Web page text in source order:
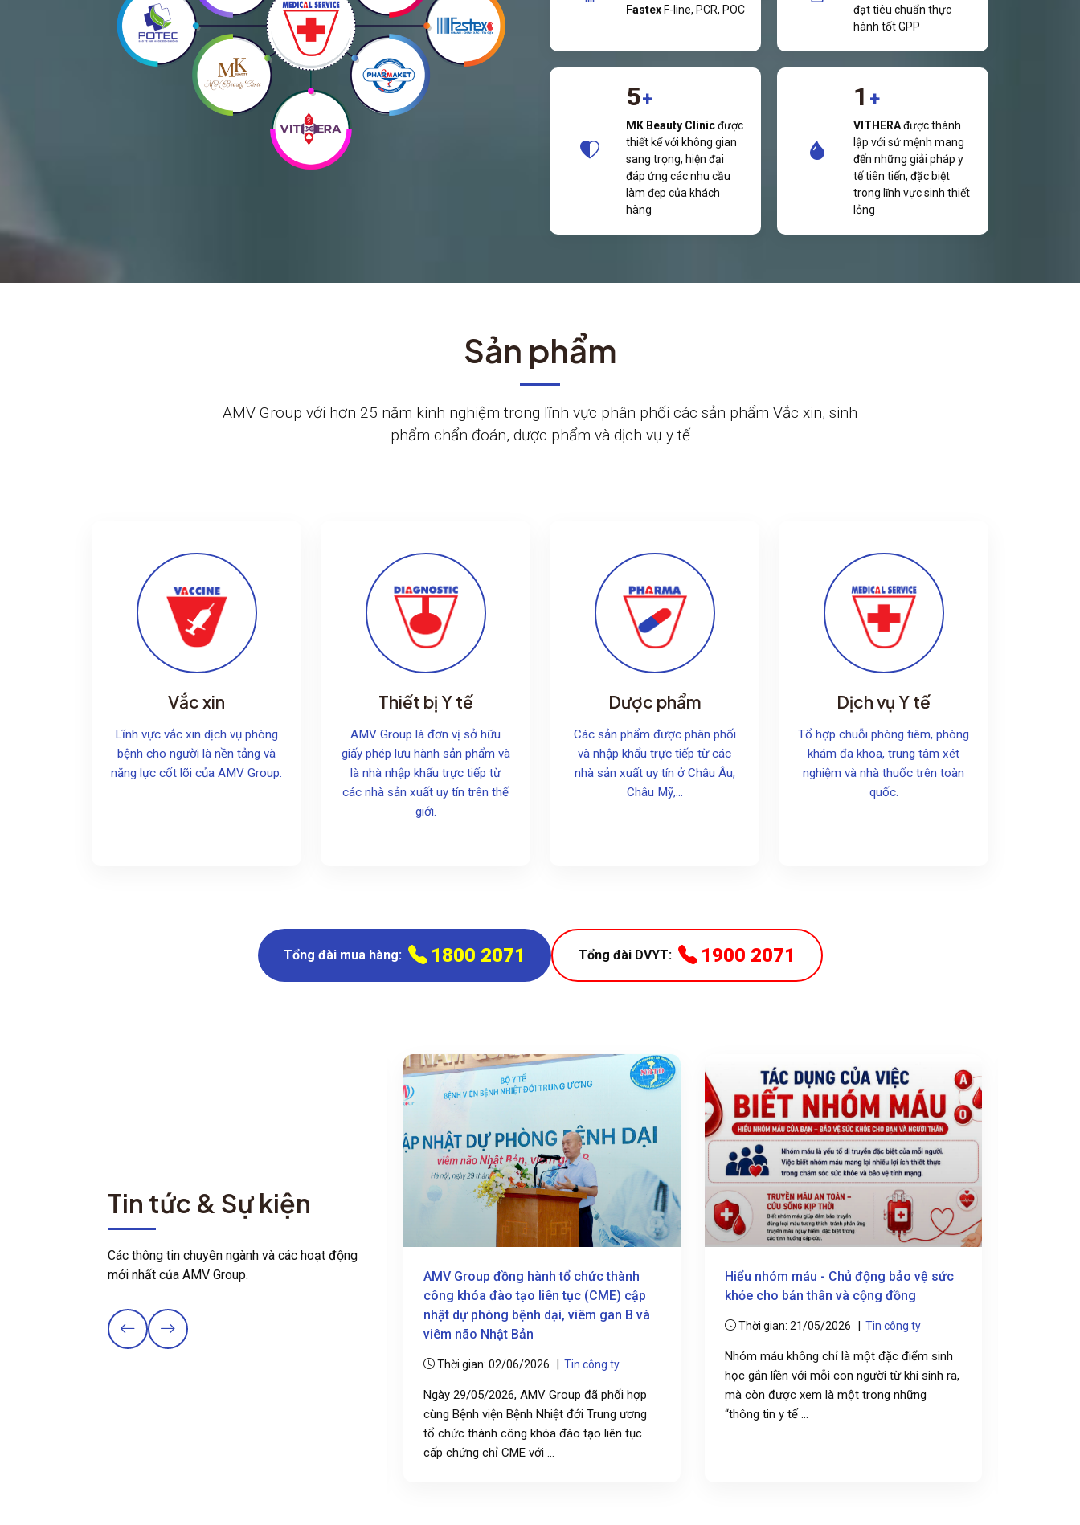
Fastex F-line, PCR, POC
đạt tiêu chuẩn thực
hành tốt GPP
5+
MK Beauty Clinicđược
thiết kế với không gian
sang trọng, hiện đại
đáp ứng các nhu cầu
làm đẹp của khách
hàng
1 +
VITHERAđược thành
lập với sứ mệnh mang
đến những giải pháp y
tế tiên tiến, đặc biệt
trong lĩnh vực sinh thiết
lỏng
Sản phẩm
AMV Group với hơn 25 năm kinh nghiệm trong lĩnh vực phân phối các sản phẩm Vắc xin, sinh
phẩm chẩn đoán, dược phẩm và dịch vụ y tế
Vắc xin
Lĩnh vực vắc xin dịch vụ phòng
bệnh cho người là nền tảng và
năng lực cốt lõi của AMV Group.
Thiết bị Y tế
AMV Group là đơn vị sở hữu
giấy phép lưu hành sản phẩm và
là nhà nhập khẩu trực tiếp từ
các nhà sản xuất uy tín trên thế
giới.
Dược phẩm
Các sản phẩm được phân phối
và nhập khẩu trực tiếp từ các
nhà sản xuất uy tín ở Châu Âu,
Châu Mỹ,...
Dịch vụ Y tế
Tổ hợp chuỗi phòng tiêm, phòng
khám đa khoa, trung tâm xét
nghiệm và nhà thuốc trên toàn
quốc.
Tổng đài mua hàng: 1800 2071 Tổng đài DVYT: 1900 2071
Tin tức & Sự kiện
Các thông tin chuyên ngành và các hoạt động
mới nhất của AMV Group.
AMV triển khai gói "Vaccine Du lịch" -
viên công ty Hanvina
Thời gian: 11/06/2026 |
AMV Group đồng hành tổ chức thành
công khóa đào tạo liên tục (CME) cập
nhật dự phòng bệnh dại, viêm gan B và
viêm não Nhật Bản
Thời gian: 02/06/2026 | Tin công ty
Ngày 29/05/2026, AMV Group đã phối hợp
cùng Bệnh viện Bệnh Nhiệt đới Trung ương
tổ chức thành công khóa đào tạo liên tục
cấp chứng chỉ CME với ...
Hiểu nhóm máu - Chủ động bảo vệ sức
khỏe cho bản thân và cộng đồng
Thời gian: 21/05/2026 | Tin công ty
Nhóm máu không chỉ là một đặc điểm sinh
học gắn liền với mỗi con người từ khi sinh ra,
mà còn được xem là một trong những
“thông tin y tế ...